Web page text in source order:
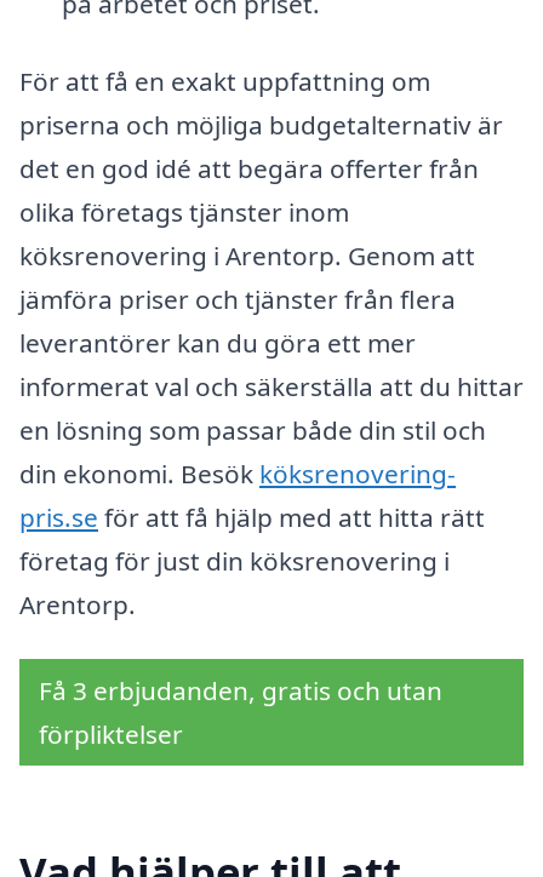
För att få en exakt uppfattning om
priserna och möjliga budgetalternativ är
det en god idé att begära offerter från
olika företags tjänster inom
köksrenovering i Arentorp. Genom att
jämföra priser och tjänster från flera
leverantörer kan du göra ett mer
informerat val och säkerställa att du hittar
en lösning som passar både din stil och
din ekonomi. Besök köksrenovering-
pris.se för att få hjälp med att hitta rätt
företag för just din köksrenovering i
Arentorp.
Få 3 erbjudanden, gratis och utan
förpliktelser